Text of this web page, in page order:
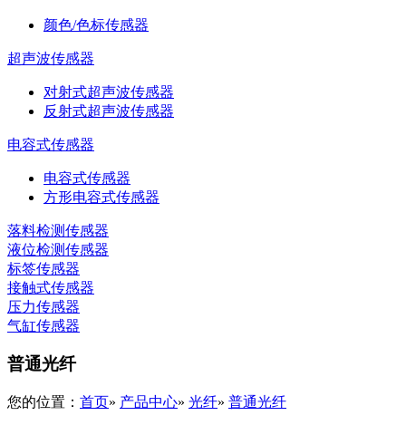
颜色/色标传感器
超声波传感器
对射式超声波传感器
反射式超声波传感器
电容式传感器
电容式传感器
方形电容式传感器
落料检测传感器
液位检测传感器
标签传感器
接触式传感器
压力传感器
气缸传感器
普通光纤
您的位置： 首页» 产品中心» 光纤» 普通光纤